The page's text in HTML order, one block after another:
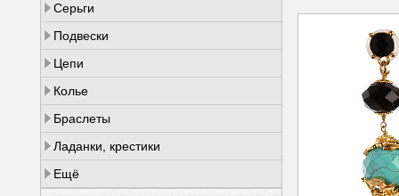
Серьги
Подвески
Цепи
Колье
Браслеты
Ладанки, крестики
Ещё